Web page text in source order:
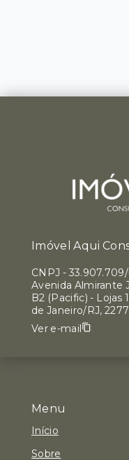
Menu
Início
Sobre
Imóvel Aqui
CNPJ -
Avenida Almirante
B2 (Pacific) - Lojas
de Janeiro/RJ,
Ver e-mail